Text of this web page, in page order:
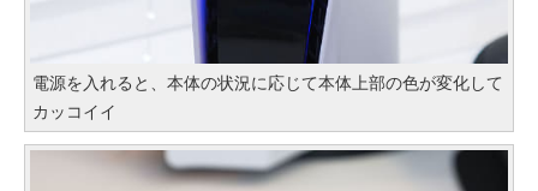
電源を入れると、本体の状況に応じて本体上部の色が変化して
カッコイイ